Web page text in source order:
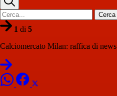
Cerca
1 di 5
Calciomercato Milan: raffica di news